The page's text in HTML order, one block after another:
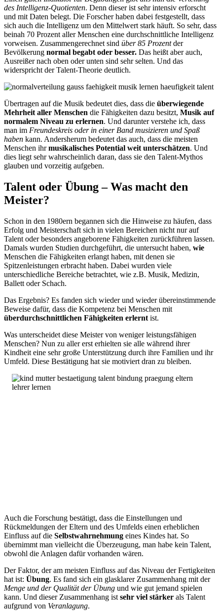
des Intelligenz-Quotienten. Denn dieser ist sehr intensiv erforscht
und mit Daten belegt. Die Forscher haben dabei festgestellt, dass
sich auch die Intelligenz um den Mittelwert stark häuft. So sehr, dass
beinah 70 Prozent aller Menschen eine durchschnittliche Intelligenz
vorweisen. Zusammengerechnet sind über 85 Prozentder
Bevölkerung normal begabt oder besser. Das heißt aber auch,
Ausreißer nach oben oder unten sind sehr selten. Und das
widerspricht der Talent-Theorie deutlich.
Übertragen auf die Musik bedeutet dies, dass die überwiegende
Mehrheit aller Menschen die Fähigkeiten dazu besitzt, Musik auf
normalem Niveau zu erlernen. Und darunter verstehe ich, dass
man im Freundeskreis oder in einer Band musizieren und Spaß
haben kann. Andersherum bedeutet das auch, dass die meisten
Menschen ihrmusikalisches Potential weit unterschätzen. Und
dies liegt sehr wahrscheinlich daran, dass sie den Talent-Mythos
glauben und vorzeitig aufgeben.
Talent oder Übung – Was macht den
Meister?
Schon in den 1980ern begannen sich die Hinweise zu häufen, dass
Erfolg und Meisterschaft sich in vielen Bereichen nicht nur auf
Talent oder besonders angeborene Fähigkeiten zurückführen lassen.
Damals wurden Studien durchgeführt, die untersucht haben, wie
Menschen die Fähigkeiten erlangt haben, mit denen sie
Spitzenleistungen erbracht haben. Dabei wurden viele
unterschiedliche Bereiche betrachtet, wie z.B. Musik, Medizin,
Ballett oder Schach.
Das Ergebnis? Es fanden sich wieder und wieder übereinstimmende
Beweise dafür, dass die Kompetenz bei Menschen mit
überdurchschnittlichen Fähigkeiten erlernt ist.
Was unterscheidet diese Meister von weniger leistungsfähigen
Menschen? Nun zu aller erst erhielten sie alle während ihrer
Kindheit eine sehr große Unterstützung durch ihre Familien und ihr
Umfeld. Diese Bestätigung hat sie motiviert dran zu bleiben.
Auch die Forschung bestätigt, dass die Einstellungen und
Rückmeldungen der Eltern und des Umfelds einen erheblichen
Einfluss auf die Selbstwahrnehmung eines Kindes hat. So
übernimmt man vielleicht die Überzeugung, man habe kein Talent,
obwohl die Anlagen dafür vorhanden wären.
Der Faktor, der am meisten Einfluss auf das Niveau der Fertigkeiten
hat ist: Übung. Es fand sich ein glasklarer Zusammenhang mit der
Menge und der Qualität der Übung und wie gut jemand spielen
kann. Und dieser Zusammenhang ist sehr viel stärker als Talent
aufgrund von Veranlagung.